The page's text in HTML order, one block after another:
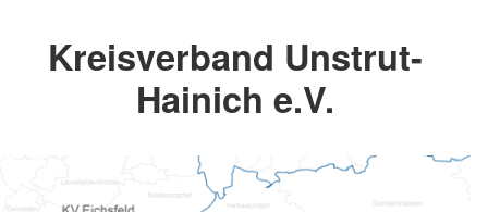
Kreisverband Unstrut-
Hainich e.V.